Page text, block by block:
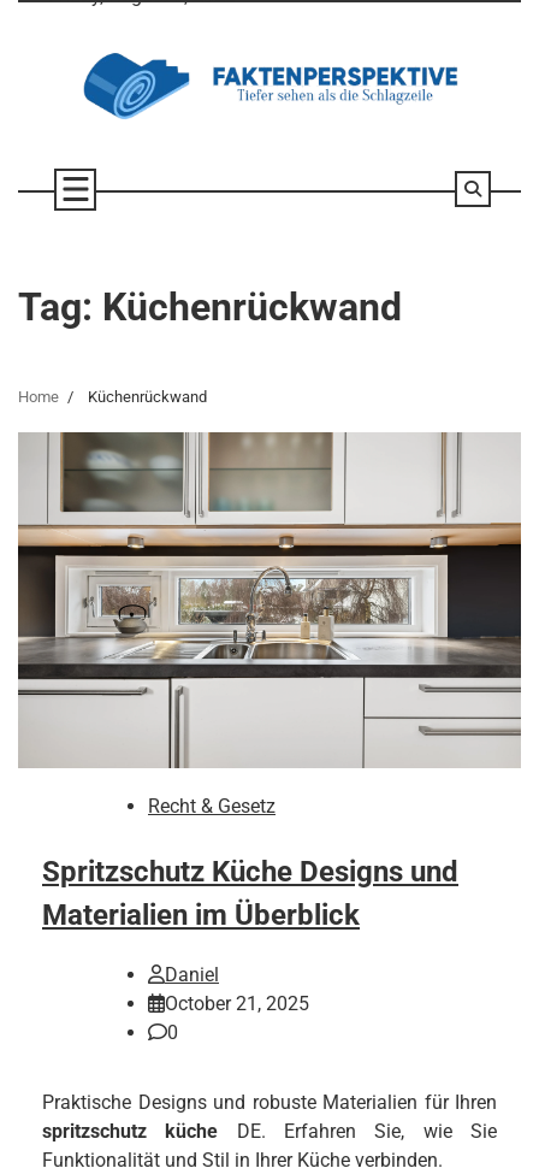
Tag: Küchenrückwand
Home Küchenrückwand
Recht & Gesetz
Spritzschutz Küche Designs und
Materialien im Überblick
Daniel
October 21, 2025
0
Praktische Designs und robuste Materialien für Ihren
spritzschutz küche DE. Erfahren Sie, wie Sie
Funktionalität und Stil in Ihrer Küche verbinden.